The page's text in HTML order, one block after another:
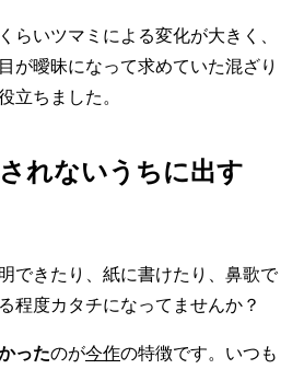
らいツマミによる変化が大きく、
が曖昧になって求めていた混ざり
立ちました。
れないうちに出す
できたり、紙に書けたり、鼻歌で
程度カタチになってませんか？
ったのが今作の特徴です。いつも